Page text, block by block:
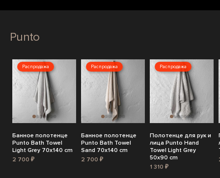
Punto
Распродажа
Банное полотенце
Punto Bath Towel
Light Grey 70x140 cm
2 700 ₽
Распродажа
Банное полотенце
Punto Bath Towel
Sand 70x140 cm
2 700 ₽
Распродажа
Полотенце для рук и
лица Punto Hand
Towel Light Grey
50x90 cm
1 310 ₽